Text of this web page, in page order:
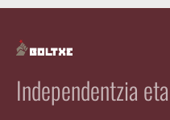
Independentzia